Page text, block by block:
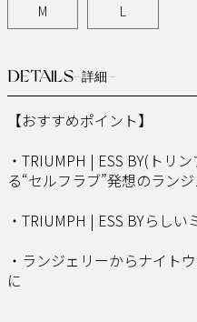
DETAILS- 詳細 -
【おすすめポイント】
・TRIUMPH | ESS BY(トリ
る“セルフラブ”発想のラン
・TRIUMPH | ESS BYらし
・ランジェリーからナイト
に
M L